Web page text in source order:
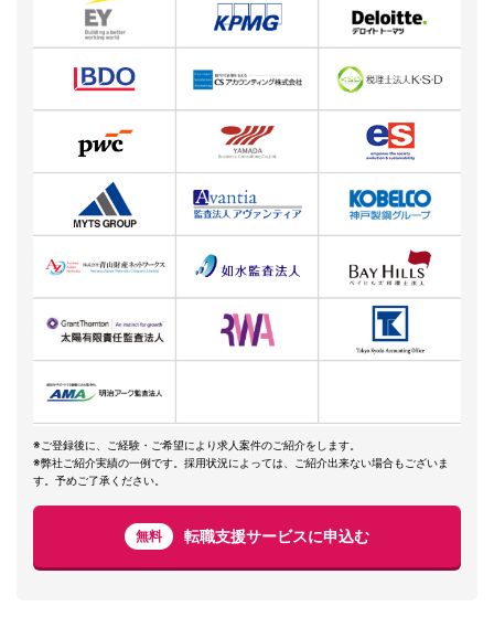
※ご登録後に、ご経験・ご希望により求人案件のご紹介をします。
※弊社ご紹介実績の一例です。採用状況によっては、ご紹介出来ない場合もございま
す。予めご了承ください。
無料 転職支援サービスに申込む